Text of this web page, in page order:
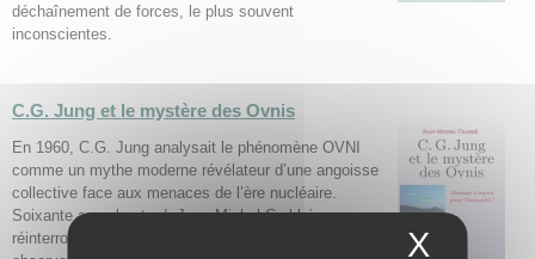
déchaînement de forces, le plus souvent
inconscientes.
C.G. Jung et le mystère des Ovnis
En 1960, C.G. Jung analysait le phénomène OVNI
comme un mythe moderne révélateur d’une angoisse
collective face aux menaces de l’ère nucléaire.
Soixante ans plus tard, Jean-Michel Crabbé
réinterroge cette lecture à la lumière des
X